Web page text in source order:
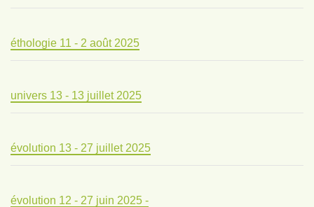
éthologie 11 - 2 août 2025
univers 13 - 13 juillet 2025
évolution 13 - 27 juillet 2025
évolution 12 - 27 juin 2025 -